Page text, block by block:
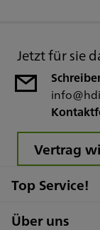
Jetzt für sie
Vertrag
Top Service!
Über uns